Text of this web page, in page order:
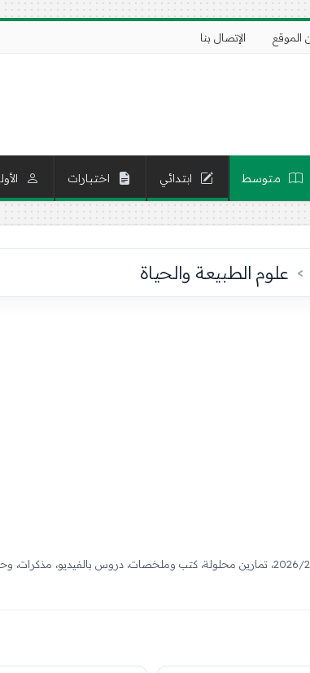
الموقع الإتصال بنا
متوسط ابتدائي اختبارات
علوم الطبيعة والحياة
دروس مفصلة، نماذج فروض واختبارات لجميع الفصول 2026/2027، تمارين محلولة، كتب